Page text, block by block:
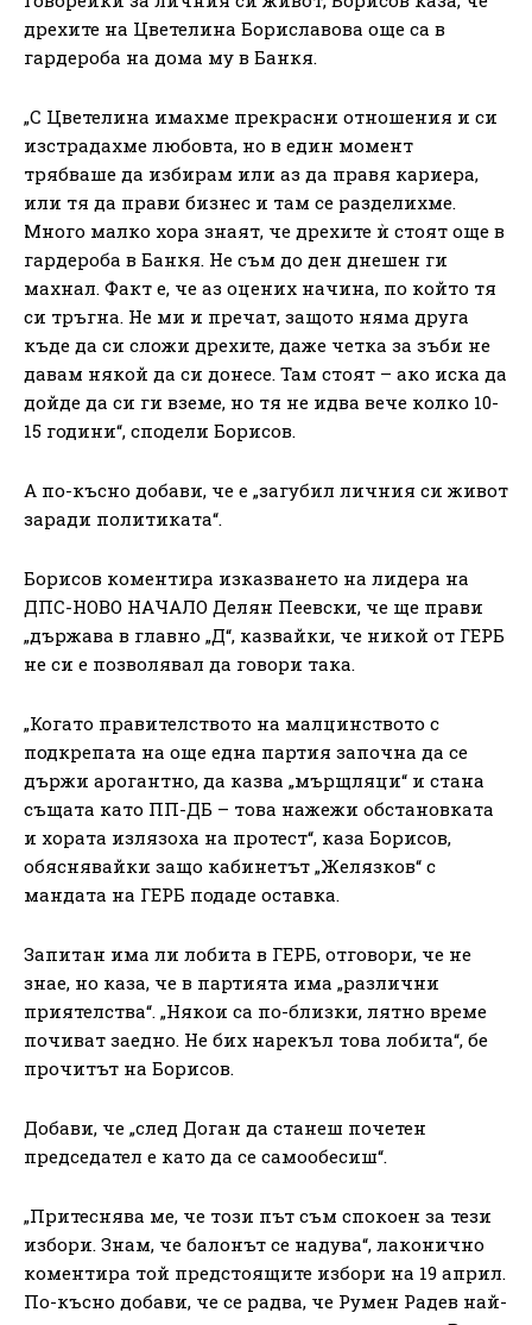
дрехите на Цветелина Бориславова още са в
гардероба на дома му в Банкя.
„С Цветелина имахме прекрасни отношения и си
изстрадахме любовта, но в един момент
трябваше да избирам или аз да правя кариера,
или тя да прави бизнес и там се разделихме.
Много малко хора знаят, че дрехите ѝ стоят още в
гардероба в Банкя. Не съм до ден днешен ги
махнал. Факт е, че аз оцених начина, по който тя
си тръгна. Не ми и пречат, защото няма друга
къде да си сложи дрехите, даже четка за зъби не
давам някой да си донесе. Там стоят – ако иска да
дойде да си ги вземе, но тя не идва вече колко 10-
15 години“, сподели Борисов.
А по-късно добави, че е „загубил личния си живот
заради политиката“.
Борисов коментира изказването на лидера на
ДПС-НОВО НАЧАЛО Делян Пеевски, че ще прави
„държава в главно „Д“, казвайки, че никой от ГЕРБ
не си е позволявал да говори така.
„Когато правителството на малцинството с
подкрепата на още една партия започна да се
държи арогантно, да казва „мърщляци“ и стана
същата като ПП-ДБ – това нажежи обстановката
и хората излязоха на протест“, каза Борисов,
обяснявайки защо кабинетът „Желязков“ с
мандата на ГЕРБ подаде оставка.
Запитан има ли лобита в ГЕРБ, отговори, че не
знае, но каза, че в партията има „различни
приятелства“. „Някои са по-близки, лятно време
почиват заедно. Не бих нарекъл това лобита“, бе
прочитът на Борисов.
Добави, че „след Доган да станеш почетен
председател е като да се самообесиш“.
„Притеснява ме, че този път съм спокоен за тези
избори. Знам, че балонът се надува“, лаконично
коментира той предстоящите избори на 19 април.
По-късно добави, че се радва, че Румен Радев най-